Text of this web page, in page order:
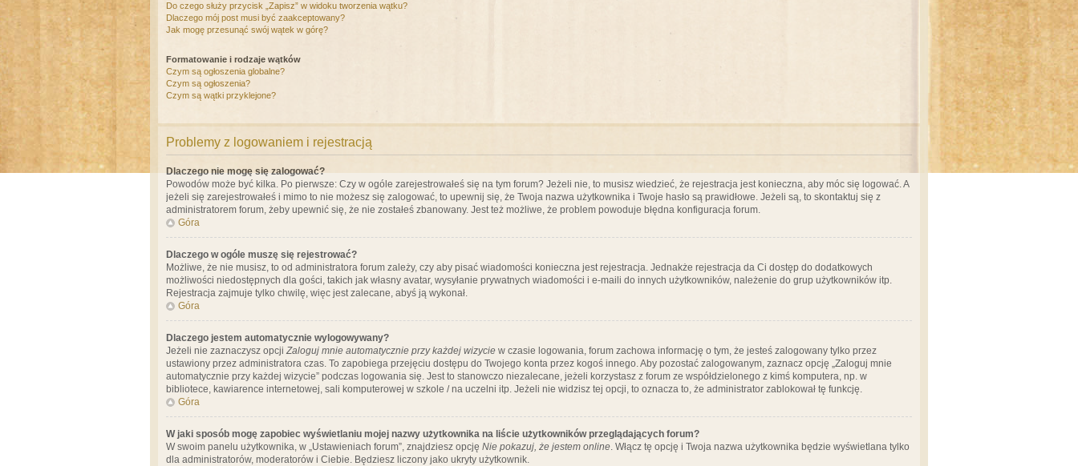
Do czego służy przycisk „Zapisz” w widoku tworzenia wątku?
Dlaczego mój post musi być zaakceptowany?
Jak mogę przesunąć swój wątek w górę?
Formatowanie i rodzaje wątków
Czym są ogłoszenia globalne?
Czym są ogłoszenia?
Czym są wątki przyklejone?
Problemy z logowaniem i rejestracją
Dlaczego nie mogę się zalogować?
Powodów może być kilka. Po pierwsze: Czy w ogóle zarejestrowałeś się na tym forum? Jeżeli nie, to musisz wiedzieć, że rejestracja jest konieczna, aby móc się logować. A
jeżeli się zarejestrowałeś i mimo to nie możesz się zalogować, to upewnij się, że Twoja nazwa użytkownika i Twoje hasło są prawidłowe. Jeżeli są, to skontaktuj się z
administratorem forum, żeby upewnić się, że nie zostałeś zbanowany. Jest też możliwe, że problem powoduje błędna konfiguracja forum.
Góra
Dlaczego w ogóle muszę się rejestrować?
Możliwe, że nie musisz, to od administratora forum zależy, czy aby pisać wiadomości konieczna jest rejestracja. Jednakże rejestracja da Ci dostęp do dodatkowych
możliwości niedostępnych dla gości, takich jak własny avatar, wysyłanie prywatnych wiadomości i e-maili do innych użytkowników, należenie do grup użytkowników itp.
Rejestracja zajmuje tylko chwilę, więc jest zalecane, abyś ją wykonał.
Góra
Dlaczego jestem automatycznie wylogowywany?
Jeżeli nie zaznaczysz opcji Zaloguj mnie automatycznie przy każdej wizycie w czasie logowania, forum zachowa informację o tym, że jesteś zalogowany tylko przez
ustawiony przez administratora czas. To zapobiega przejęciu dostępu do Twojego konta przez kogoś innego. Aby pozostać zalogowanym, zaznacz opcję „Zaloguj mnie
automatycznie przy każdej wizycie” podczas logowania się. Jest to stanowczo niezalecane, jeżeli korzystasz z forum ze współdzielonego z kimś komputera, np. w
bibliotece, kawiarence internetowej, sali komputerowej w szkole / na uczelni itp. Jeżeli nie widzisz tej opcji, to oznacza to, że administrator zablokował tę funkcję.
Góra
W jaki sposób mogę zapobiec wyświetlaniu mojej nazwy użytkownika na liście użytkowników przeglądających forum?
W swoim panelu użytkownika, w „Ustawieniach forum”, znajdziesz opcję Nie pokazuj, że jestem online. Włącz tę opcję i Twoja nazwa użytkownika będzie wyświetlana tylko
dla administratorów, moderatorów i Ciebie. Będziesz liczony jako ukryty użytkownik.